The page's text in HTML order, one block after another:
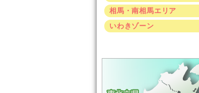
相馬・南相馬エリア
いわきゾーン